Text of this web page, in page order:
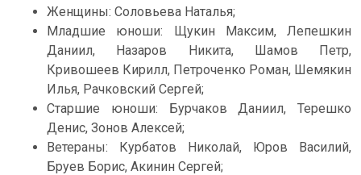
Женщины: Соловьева Наталья;
Младшие юноши: Щукин Максим, Лепешкин
Даниил, Назаров Никита, Шамов Петр,
Кривошеев Кирилл, Петроченко Роман, Шемякин
Илья, Рачковский Сергей;
Старшие юноши: Бурчаков Даниил, Терешко
Денис, Зонов Алексей;
Ветераны: Курбатов Николай, Юров Василий,
Бруев Борис, Акинин Сергей;